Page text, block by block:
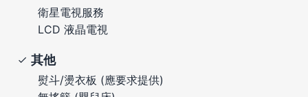
衛星電視服務
LCD 液晶電視
其他
熨斗/燙衣板 (應要求提供)